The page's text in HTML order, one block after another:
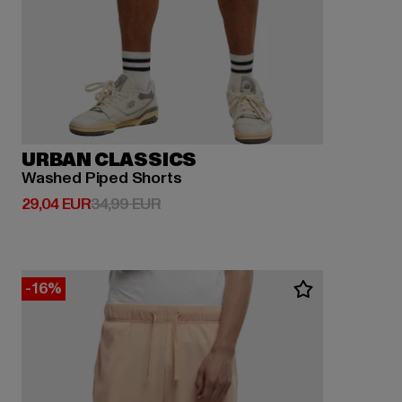
URBAN CLASSICS
Washed Piped Shorts
29,04 EUR
Derzeitiger Preis: 29,04 EUR
34,99 EURAktionspreis: 34,99 EUR
-16%